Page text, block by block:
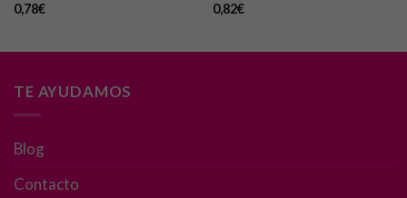
0,78€
0,82€
TE AYUDAMOS
Blog
Contacto